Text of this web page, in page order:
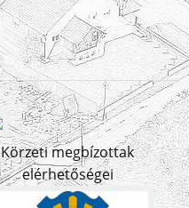
Körzeti megbízottak
elérhetőségei